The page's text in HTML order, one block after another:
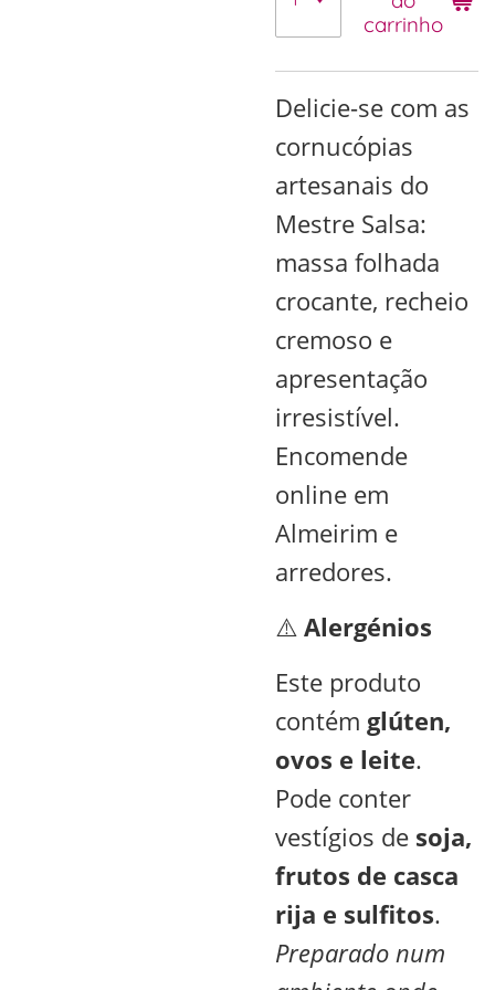
carrinho
Delicie-se com as
cornucópias
artesanais do
Mestre Salsa:
massa folhada
crocante, recheio
cremoso e
apresentação
irresistível.
Encomende
online em
Almeirim e
arredores.
⚠️ Alergénios
Este produto
contém glúten,
ovos e leite.
Pode conter
vestígios de soja,
frutos de casca
rija e sulfitos.
Preparado num